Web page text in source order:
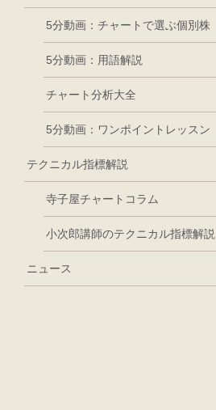
5分動画：チャートで選ぶ個別株
5分動画：用語解説
チャート分析大全
5分動画：ワンポイントレッスン
テクニカル指標解説
寺子屋チャートコラム
小次郎講師のテクニカル指標解説
ニュース